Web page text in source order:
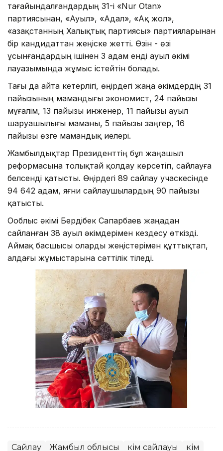
тағайындалғандардың 31-і «Nur Otan»
партиясынан, «Ауыл», «Адал», «Ақ жол»,
«Қазақстанның Халықтық партиясы» партияларынан
бір кандидаттан жеңіске жетті. Өзін - өзі
ұсынғандардың ішінен 3 адам енді ауыл әкімі
лауазымында жұмыс істейтін болады.
Тағы да айта кетерлігі, өңірдегі жаңа әкімдердің 31
пайызының мамандығы экономист, 24 пайызы
мұғалім, 13 пайызы инженер, 11 пайызы ауыл
шаруашылығы маманы, 5 пайызы заңгер, 16
пайызы өзге мамандық иелері.
Жамбылдықтар Президенттің бұл жаңашыл
реформасына толықтай қолдау көрсетіп, сайлауға
белсенді қатысты. Өңірдегі 89 сайлау учаскесінде
94 642 адам, яғни сайлаушылардың 90 пайызы
қатысты.
Ооблыс әкімі Бердібек Сапарбаев жаңадан
сайланған 38 ауыл әкімдерімен кездесу өткізді.
Аймақ басшысы оларды жеңістерімен құттықтап,
алдағы жұмыстарына сәттілік тіледі.
Сайлау Жамбыл облысы Әкім сайлауы Әкім